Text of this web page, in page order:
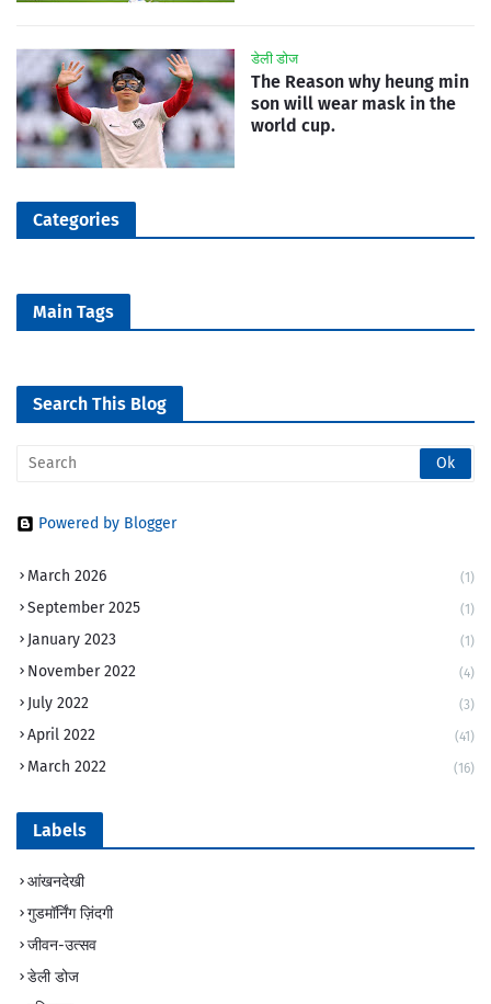
डेली डोज
The Reason why heung min
son will wear mask in the
world cup.
Categories
Main Tags
Search This Blog
Powered by Blogger
March 2026 (1)
September 2025 (1)
January 2023 (1)
November 2022 (4)
July 2022 (3)
April 2022 (41)
March 2022 (16)
Labels
आंखनदेखी
गुडमॉर्निंग ज़िंदगी
जीवन-उत्सव
डेली डोज